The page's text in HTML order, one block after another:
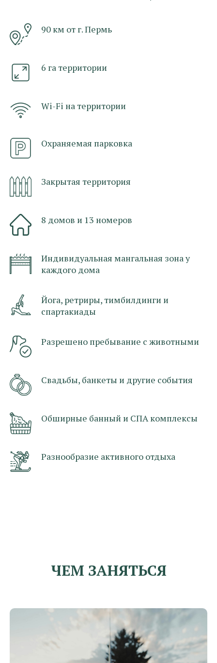
90 км от г. Пермь
6 га территории
Wi-Fi на территории
Охраняемая парковка
Закрытая территория
8 домов и 13 номеров
Индивидуальная мангальная зона у
каждого дома
Йога, ретриры, тимбилдинги и
спартакиады
Разрешено пребывание с животными
Свадьбы, банкеты и другие события
Обширные банный и СПА комплексы
Разнообразие активного отдыха
ЧЕМ ЗАНЯТЬСЯ